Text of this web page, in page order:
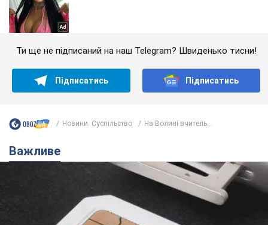
Ти ще не підписаний на наш Telegram? Швиденько тисни!
Підписатись Підписатись
Новини. Суспільство На Волині вчитель...
Важливе